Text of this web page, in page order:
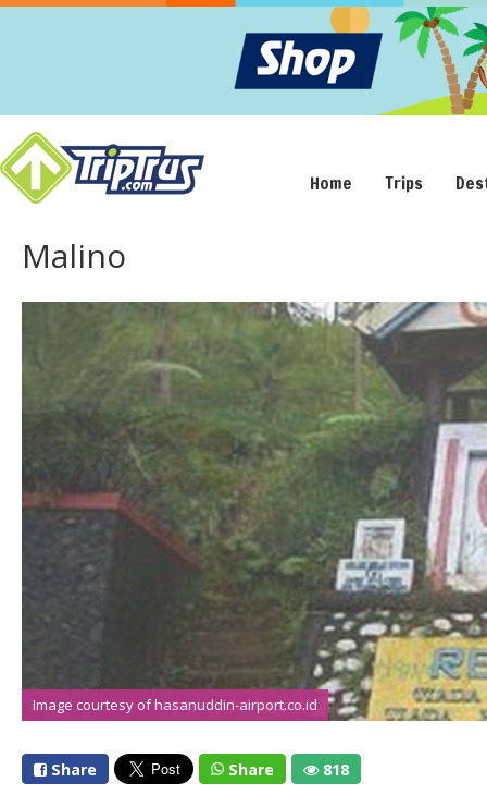
Home Trips
Malino
Image courtesy of hasanuddin-airport.co.id
Share Share 818